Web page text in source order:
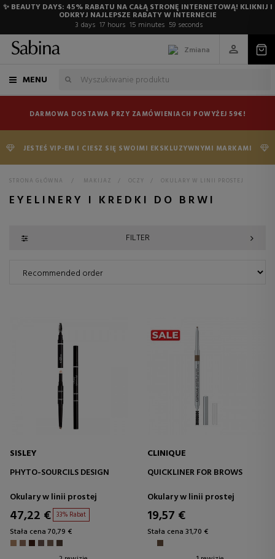
✨ BEAUTY DAYS: 45% RABATU NA CAŁĄ STRONĘ INTERNETOWĄ! KLIKNIJ I
ODKRYJ NAJLEPSZE RABATY W INTERNECIE
3 days 17 hours 15 minutes 59 seconds
Zmiana
MENU
DARMOWA DOSTAWA PRZY ZAMÓWIENIACH POWYŻEJ 59€!
JESTEŚ VIP-EM I CIESZ SIĘ SWOIMI EKSKLUZYWNYMI MARKAMI
STRONA GŁÓWNA > MAKIJAZ > OCZY > OKULARY W LINII PROSTEJ
EYELINERY I KREDKI DO BRWI
FILTER
SISLEY
PHYTO-SOURCILS DESIGN
Okulary w linii prostej
47,22 € 33% Rabat
Stała cena 70,79 €
CLINIQUE
QUICKLINER FOR BROWS
Okulary w linii prostej
19,57 €
Stała cena 31,70 €